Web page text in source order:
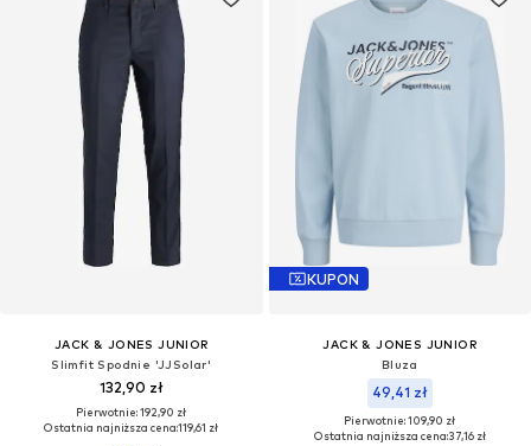
JACK & JONES JUNIOR
Slimfit Spodnie 'JJSolar'
132,90 zł
Pierwotnie: 192,90 zł
Ostatnia najniższa cena:119,61 zł
KUPON
JACK & JONES JUNIOR
Bluza
49,41 zł
Pierwotnie: 109,90 zł
Ostatnia najniższa cena:37,16 zł